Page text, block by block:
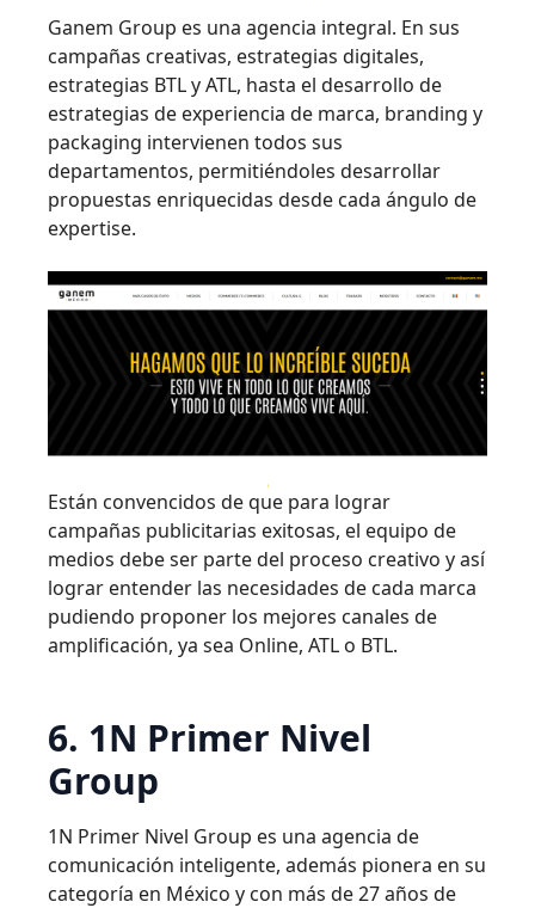
Ganem Group es una agencia integral. En sus
campañas creativas, estrategias digitales,
estrategias BTL y ATL, hasta el desarrollo de
estrategias de experiencia de marca, branding y
packaging intervienen todos sus
departamentos, permitiéndoles desarrollar
propuestas enriquecidas desde cada ángulo de
expertise.
Están convencidos de que para lograr
campañas publicitarias exitosas, el equipo de
medios debe ser parte del proceso creativo y así
lograr entender las necesidades de cada marca
pudiendo proponer los mejores canales de
amplificación, ya sea Online, ATL o BTL.
6. 1N Primer Nivel
Group
1N Primer Nivel Group es una agencia de
comunicación inteligente, además pionera en su
categoría en México y con más de 27 años de